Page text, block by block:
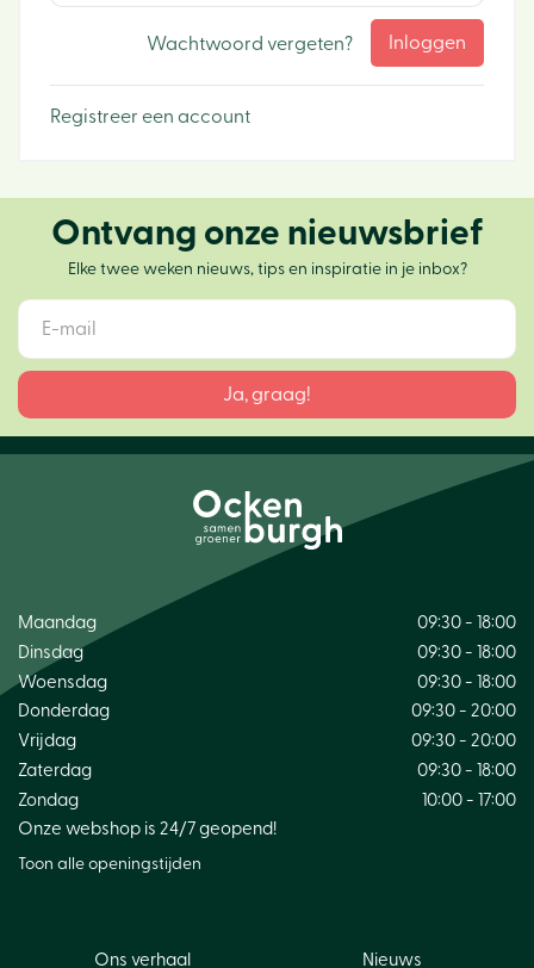
Wachtwoord vergeten?
Registreer een account
Ontvang onze nieuwsbrief
Elke twee weken nieuws, tips en inspiratie in je inbox?
Maandag
09:30 - 18:00
Dinsdag
09:30 - 18:00
Woensdag
09:30 - 18:00
Donderdag
09:30 - 20:00
Vrijdag
09:30 - 20:00
Zaterdag
09:30 - 18:00
Zondag
10:00 - 17:00
Onze webshop is 24/7 geopend!
Toon alle openingstijden
Ons verhaal Nieuws